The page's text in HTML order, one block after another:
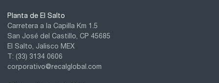
Planta de El Salto
Carretera a la Capilla Km 1.5
San José del Castillo, CP 45685
El Salto, Jalisco MEX
T: (33) 3134 0606
corporativo@recalglobal.com